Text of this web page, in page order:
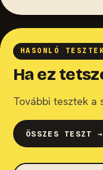
HASONLÓ
Ha ez
További tesztek a
ÖSSZES TESZT →